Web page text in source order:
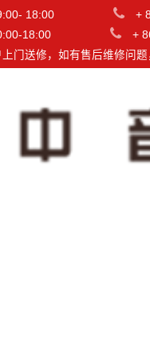
18:00 +
18:00
+
门送修，如有售后维修问